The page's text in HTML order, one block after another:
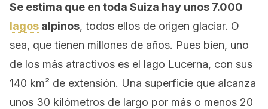
Se estima que en toda Suiza hay unos 7.000
lagos alpinos, todos ellos de origen glaciar. O
sea, que tienen millones de años. Pues bien, uno
de los más atractivos es el lago Lucerna, con sus
140 km² de extensión. Una superficie que alcanza
unos 30 kilómetros de largo por más o menos 20